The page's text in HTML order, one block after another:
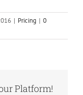
| Pricing | 0
Platform!